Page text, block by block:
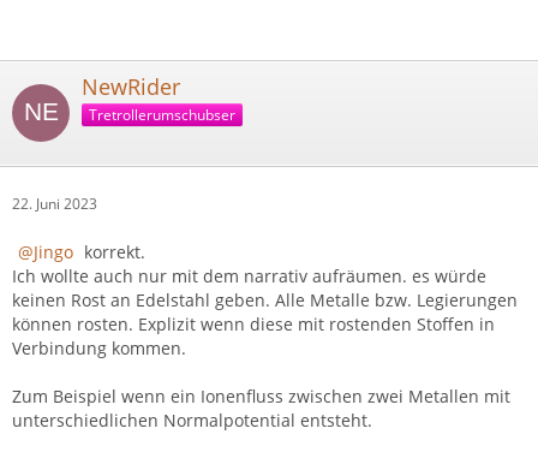
NewRider
Tretrollerumschubser
22. Juni 2023
Jingo korrekt.
Ich wollte auch nur mit dem narrativ aufräumen. es würde
keinen Rost an Edelstahl geben. Alle Metalle bzw. Legierungen
können rosten. Explizit wenn diese mit rostenden Stoffen in
Verbindung kommen.
Zum Beispiel wenn ein Ionenfluss zwischen zwei Metallen mit
unterschiedlichen Normalpotential entsteht.